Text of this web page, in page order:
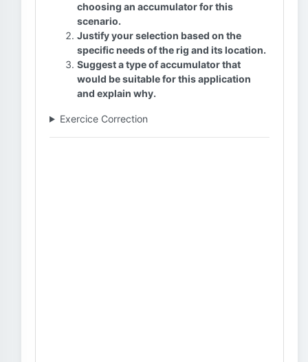
choosing an accumulator for this
scenario.
Justify your selection based on the
specific needs of the rig and its location.
Suggest a type of accumulator that
would be suitable for this application
and explain why.
Exercice Correction